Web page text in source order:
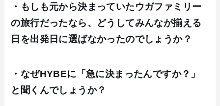
・もしも元から決まっていたウガファミリー
の旅行だったなら、どうしてみんなが揃える
日を出発日に選ばなかったのでしょうか？
・なぜHYBEに「急に決まったんですか？」
と聞くんでしょうか？